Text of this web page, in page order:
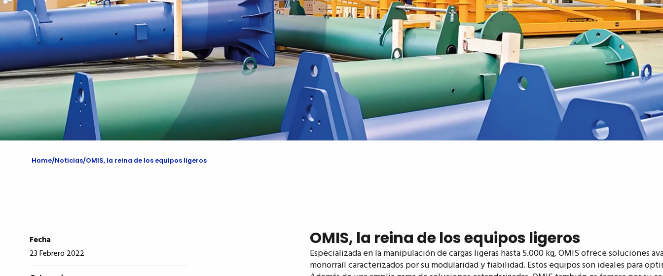
Home Noticias OMIS, la reina de los equipos ligeros
Fecha
23 Febrero 2022
OMIS, la reina de los equipos ligeros
Especializada en la manipulación de cargas ligeras hasta 5.000 kg, OMIS ofrece
monorraíl caracterizados por su modularidad y fiabilidad. Estos equipos son ideales para